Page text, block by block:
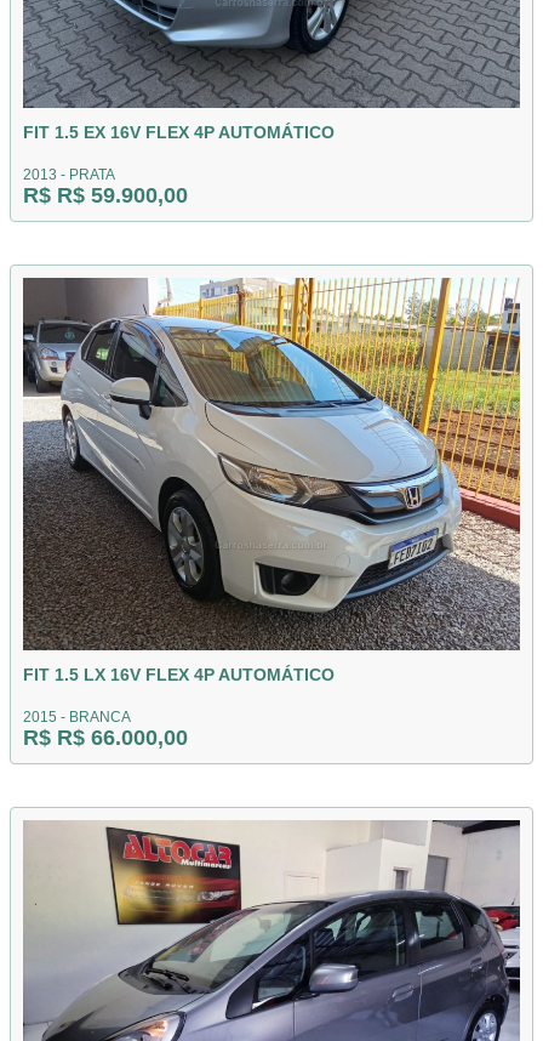
FIT 1.5 EX 16V FLEX 4P AUTOMÁTICO
2013 - PRATA
R$ R$ 59.900,00
FIT 1.5 LX 16V FLEX 4P AUTOMÁTICO
2015 - BRANCA
R$ R$ 66.000,00